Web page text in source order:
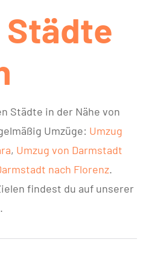
Städte in der Nähe von
Umzüge: Umzug
, Umzug von Darmstadt
nach Florenz.
findest du auf unserer